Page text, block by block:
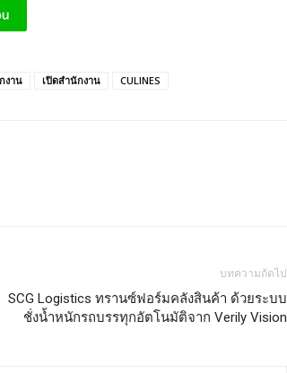
งาน เปิดสำนักงาน CULINES
บทความถัดไป
SCG Logistics ทรานซ์ฟอร์มคลังสินค้า ด้วยระบบ
ชั่งน้ำหนักรถบรรทุกอัตโนมัติจาก Verily Vision